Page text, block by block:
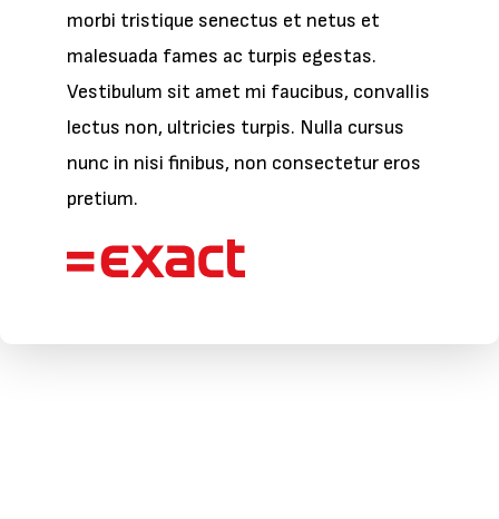
morbi tristique senectus et netus et
malesuada fames ac turpis egestas.
Vestibulum sit amet mi faucibus, convallis
lectus non, ultricies turpis. Nulla cursus
nunc in nisi finibus, non consectetur eros
pretium.